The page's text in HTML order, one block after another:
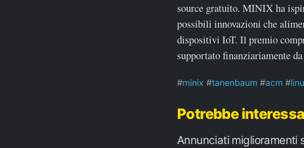
source gratuito. MINIX ha
possibili innovazioni che
dispositivi IoT. Il premio
supportato finanziariamente
minix tanenbaum acm
Potrebbe
Annunciati miglioramenti